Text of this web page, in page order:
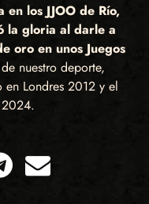
los JJOO de Río,
la gloria al darle a
oro en unos Juegos
nuestro deporte,
Londres 2012 y el
2024.
Correo